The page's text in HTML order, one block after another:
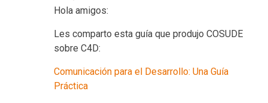
Hola amigos:
Les comparto esta guía que produjo COSUDE
sobre C4D:
Comunicación para el Desarrollo: Una Guía
Práctica